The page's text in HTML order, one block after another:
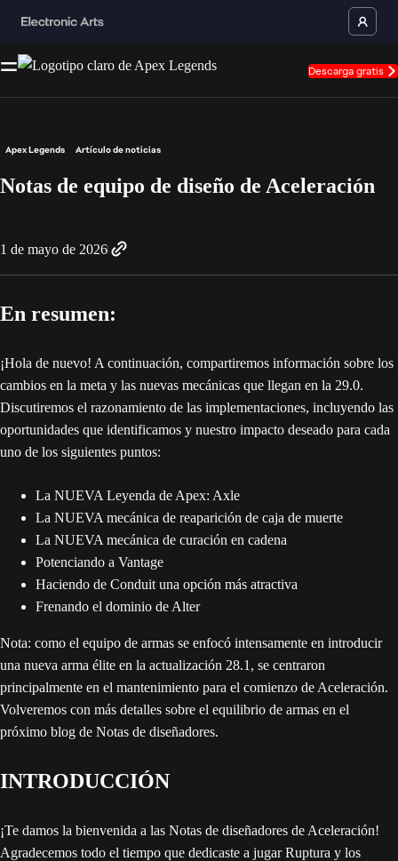
Descarga gratis
Apex Legends Artículo de noticias
Notas de equipo de diseño de Aceleración
1 de mayo de 2026
En resumen:
¡Hola de nuevo! A continuación, compartiremos información sobre los
cambios en la meta y las nuevas mecánicas que llegan en la 29.0.
Discutiremos el razonamiento de las implementaciones, incluyendo las
oportunidades que identificamos y nuestro impacto deseado para cada
uno de los siguientes puntos:
La NUEVA Leyenda de Apex: Axle
La NUEVA mecánica de reaparición de caja de muerte
La NUEVA mecánica de curación en cadena
Potenciando a Vantage
Haciendo de Conduit una opción más atractiva
Frenando el dominio de Alter
Nota: como el equipo de armas se enfocó intensamente en introducir
una nueva arma élite en la actualización 28.1, se centraron
principalmente en el mantenimiento para el comienzo de Aceleración.
Volveremos con más detalles sobre el equilibrio de armas en el
próximo blog de Notas de diseñadores.
INTRODUCCIÓN
¡Te damos la bienvenida a las Notas de diseñadores de Aceleración!
Agradecemos todo el tiempo que dedicaste a jugar Ruptura y los